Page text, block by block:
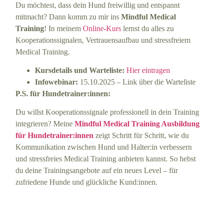
Du möchtest, dass dein Hund freiwillig und entspannt
mitmacht? Dann komm zu mir insMindful Medical
Training! In meinemOnline-Kurs lernst du alles zu
Kooperationssignalen, Vertrauensaufbau und stressfreiem
Medical Training.
Kursdetails und Warteliste: Hier eintragen
Infowebinar: 15.10.2025 – Link über die Warteliste
P.S. für Hundetrainer:innen:
Du willst Kooperationssignale professionell in dein Training
integrieren? MeineMindful Medical Training Ausbildung
für Hundetrainer:innen zeigt Schritt für Schritt, wie du
Kommunikation zwischen Hund und Halter:in verbessern
und stressfreies Medical Training anbieten kannst. So hebst
du deine Trainingsangebote auf ein neues Level – für
zufriedene Hunde und glückliche Kund:innen.